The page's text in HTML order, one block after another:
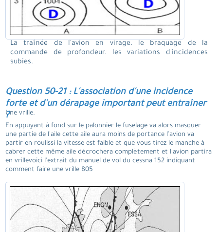
La traînée de l'avion en virage. le braquage de la
commande de profondeur. les variations d'incidences
subies.
Question 50-21 : L'association d'une incidence
forte et d'un dérapage important peut entraîner
?
Une vrille.
En appuyant à fond sur le palonnier le fuselage va alors masquer
une partie de l'aile cette aile aura moins de portance l'avion va
partir en roulissi la vitesse est faible et que vous tirez le manche à
cabrer cette même aile décrochera complètement et l'avion partira
en vrillevoici l'extrait du manuel de vol du cessna 152 indiquant
comment faire une vrille 805